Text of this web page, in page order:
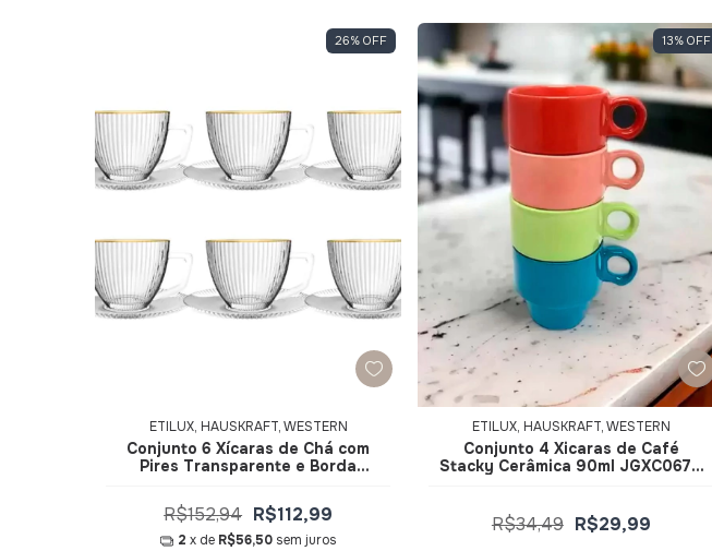
26%OFF
ETILUX, HAUSKRAFT, WESTERN
Conjunto 6 Xícaras de Chá com
Pires Transparente e Borda
JGCH065-GD - Hauskraft
R$152,94 R$112,99
2 x de R$56,50 sem juros
13% OFF
ETILUX, HAUSKRAFT, WESTERN
Conjunto 4 Xicaras de Café
Stacky Cerâmica 90ml JGXC067 -
R$34,49 R$29,99